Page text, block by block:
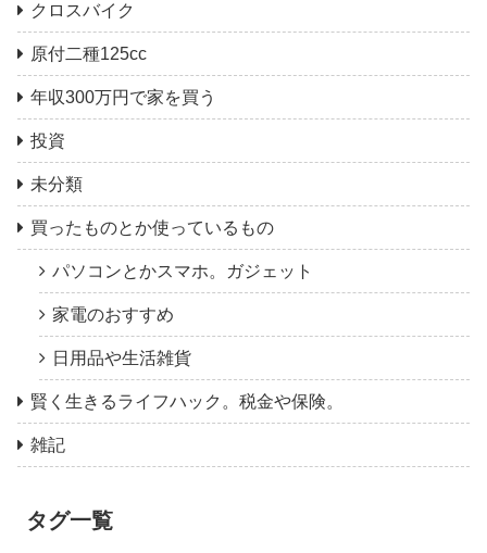
クロスバイク
原付二種125cc
年収300万円で家を買う
投資
未分類
買ったものとか使っているもの
パソコンとかスマホ。ガジェット
家電のおすすめ
日用品や生活雑貨
賢く生きるライフハック。税金や保険。
雑記
タグ一覧